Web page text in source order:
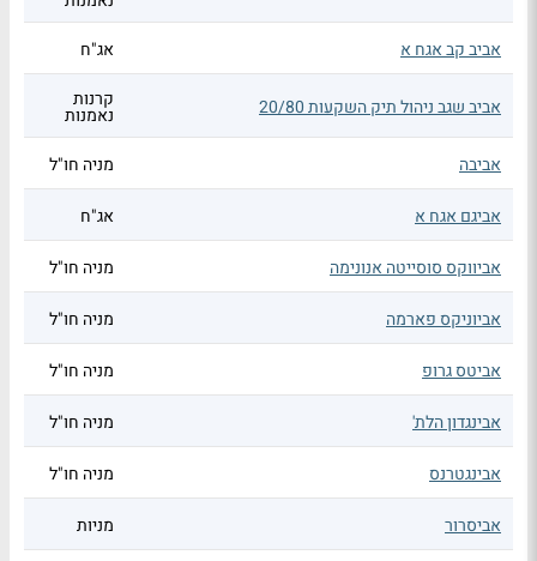
אביב קב אגח א
אג"ח
אביב שגב ניהול תיק השקעות 20/80 קרנות
נאמנות
אביבה
מניה חו"ל
אביגם אגח א אג"ח
אביווקס סוסייטה אנונימה מניה חו"ל
אביוניקס פארמה מניה חו"ל
אביטס גרופ מניה חו"ל
אבינגדון הלת' מניה חו"ל
אבינגטרנס מניה חו"ל
אביסרור מניות